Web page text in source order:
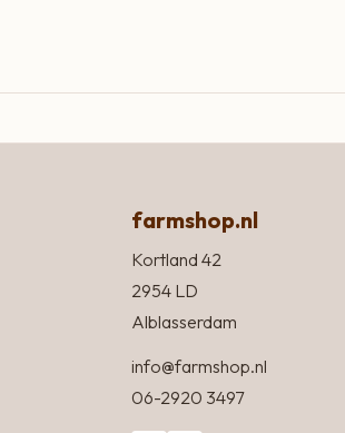
farmshop.nl
Kortland 42
2954 LD
Alblasserdam
info@farmshop.nl
06-2920 3497